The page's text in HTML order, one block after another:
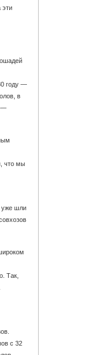
эти
году —
в
что мы
уже шли
Так,
с 32